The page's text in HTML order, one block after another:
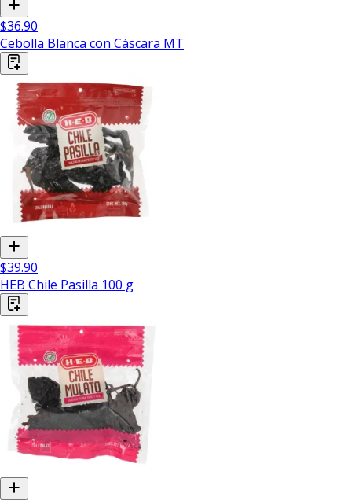
$36.90
Cebolla Blanca con Cáscara MT
$39.90
HEB Chile Pasilla 100 g